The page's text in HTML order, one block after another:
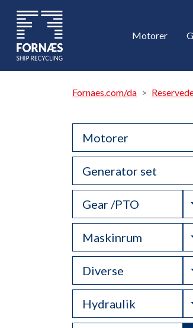
Motorer
Fornaes.com/da
Motorer
Generator set
Gear /PTO
Maskinrum
Diverse
Hydraulik